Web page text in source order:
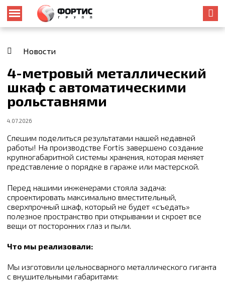
Новости
4-метровый металлический
шкаф с автоматическими
рольставнями
4.07.2026
Спешим поделиться результатами нашей недавней
работы! На производстве Fortis завершено создание
крупногабаритной системы хранения, которая меняет
представление о порядке в гараже или мастерской.
Перед нашими инженерами стояла задача:
спроектировать максимально вместительный,
сверхпрочный шкаф, который не будет «съедать»
полезное пространство при открывании и скроет все
вещи от посторонних глаз и пыли.
Что мы реализовали:
Мы изготовили цельносварного металлического гиганта
с внушительными габаритами: